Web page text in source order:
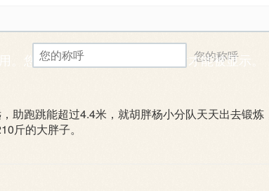
。您的评论可能需要一段时间后才能被显示。
您的称呼
助跑跳能超过4.4米，就胡胖杨小分队天天出去锻
斤的大胖子。